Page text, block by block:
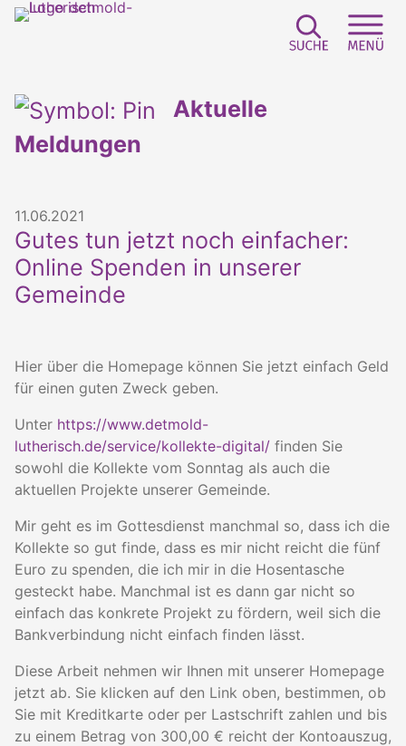
Aktuelle
Meldungen
11.06.2021
Gutes tun jetzt noch einfacher:
Online Spenden in unserer
Gemeinde
Hier über die Homepage können Sie jetzt einfach Geld
für einen guten Zweck geben.
Unter https://www.detmold-
lutherisch.de/service/kollekte-digital/ finden Sie
sowohl die Kollekte vom Sonntag als auch die
aktuellen Projekte unserer Gemeinde.
Mir geht es im Gottesdienst manchmal so, dass ich die
Kollekte so gut finde, dass es mir nicht reicht die fünf
Euro zu spenden, die ich mir in die Hosentasche
gesteckt habe. Manchmal ist es dann gar nicht so
einfach das konkrete Projekt zu fördern, weil sich die
Bankverbindung nicht einfach finden lässt.
Diese Arbeit nehmen wir Ihnen mit unserer Homepage
jetzt ab. Sie klicken auf den Link oben, bestimmen, ob
Sie mit Kreditkarte oder per Lastschrift zahlen und bis
zu einem Betrag von 300,00 € reicht der Kontoauszug,